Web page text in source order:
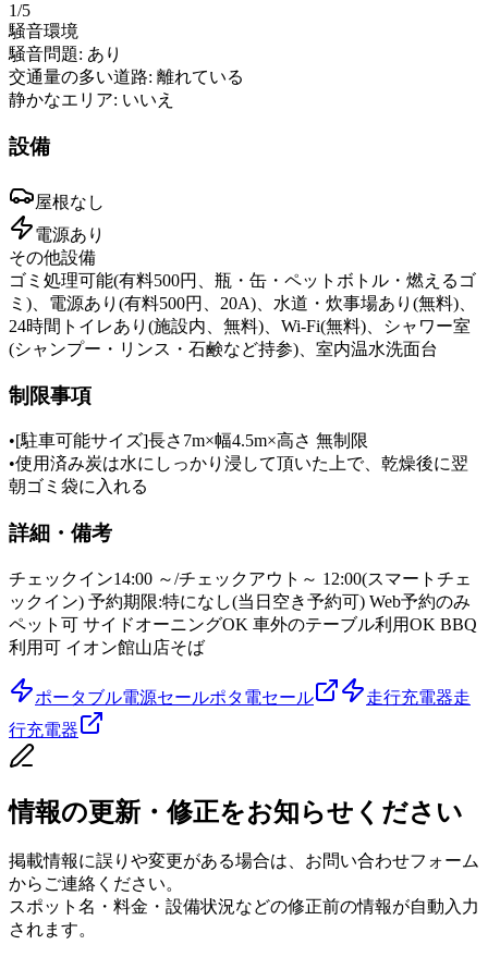
1/5
騒音環境
騒音問題: あり
交通量の多い道路: 離れている
静かなエリア: いいえ
設備
屋根なし
電源あり
その他設備
ゴミ処理可能(有料500円、瓶・缶・ペットボトル・燃えるゴ
ミ)、電源あり(有料500円、20A)、水道・炊事場あり(無料)、
24時間トイレあり(施設内、無料)、Wi-Fi(無料)、シャワー室
(シャンプー・リンス・石鹸など持参)、室内温水洗面台
制限事項
•[駐車可能サイズ]長さ7m×幅4.5m×高さ 無制限
•使用済み炭は水にしっかり浸して頂いた上で、乾燥後に翌
朝ゴミ袋に入れる
詳細・備考
チェックイン14:00 ～/チェックアウト～ 12:00(スマートチェ
ックイン) 予約期限:特になし(当日空き予約可) Web予約のみ
ペット可 サイドオーニングOK 車外のテーブル利用OK BBQ
利用可 イオン館山店そば
ポータブル電源セールポタ電セール 走行充電器走
行充電器
情報の更新・修正をお知らせください
掲載情報に誤りや変更がある場合は、お問い合わせフォーム
からご連絡ください。
スポット名・料金・設備状況などの修正前の情報が自動入力
されます。